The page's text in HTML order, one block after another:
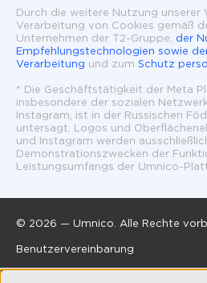
Durch die weitere Nutzung unserer
Verarbeitung von Cookies gemäß
Unternehmen der T2-Gruppe, der
Empfehlungstechnologien sowie
Verarbeitung und zum Schutz
* Die Geschäftstätigkeit der Meta
insbesondere der sozialen
Instagram, ist in der Russischen
untersagt. Logos und
und Instagram werden
Demonstrationszwecken der
Leistungsumfangs der Umnico-
© 2026 — Umnico. Alle Rechte
Benutzervereinbarung